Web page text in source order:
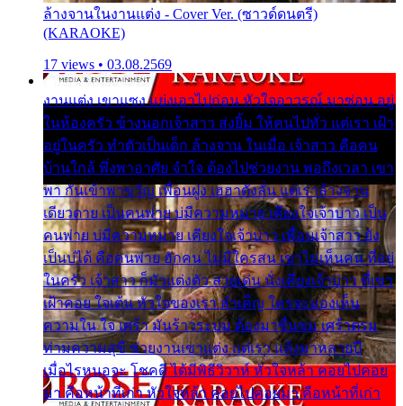
ล้างจานในงานแต่ง - Cover Ver. (ซาวด์ดนตรี)
(KARAOKE)
17 views • 03.08.2569
งานแต่ง เขาแซง แย่งเอาไปก่อน หัวใจอาวรณ์ มาซ่อน อยู่
ในห้องครัว ข้างนอกเจ้าสาว ส่งยิ้ม ให้คนไปทั่ว แต่เรา เฝ้า
อยู่ในครัว ทำตัวเป็นเด็ก ล้างจาน ในเมื่อ เจ้าสาว คือคน
บ้านใกล้ พึ่งพาอาศัย จำใจ ต้องไปช่วยงาน พอถึงเวลา เขา
พา กันเข้าพาขวัญ เพื่อนฝูง เฮฮาดังลั่น แต่เราล้างจาน
เดียวดาย เป็นคนพ่าย บ่มีความหมาย เคียงใจเจ้าบ่าว เป็น
คนพ่าย บ่มีความหมาย เคียงใจเจ้าบ่าว เพื่อนเจ้าสาว ยัง
เป็นบ่ได้ คือคนพ่าย ฮักคน ไม่มีใครสน เขาไม่เห็นคน ที่อยู่
ในครัว เจ้าสาว ก็มัวแต่งตัว สวยเด่น นั่งเคียงเจ้าบ่าว ที่เขา
เฝ้าคอย ใจเต้น หัวใจของเรา ลำเค็ญ ใครจะมองเห็น
ความใน ใจ เศร้า มันร้าวระบม ต้องมาขื่นขม เศร้าตรม
ท่ามความสุขี ช่วยงานเขาแต่ง แต่เรา แล้งมาหลายปี
เมื่อไรหนอจะ โชคดี ได้มีพิธีวิวาห์ หัวใจหล้า คอยไปคอย
มา คือหน้าที่เก่า หัวใจหล้า คอยไปคอยมา คือหน้าที่เก่า